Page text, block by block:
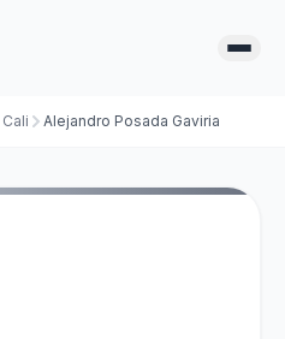
Cali Alejandro Posada Gaviria